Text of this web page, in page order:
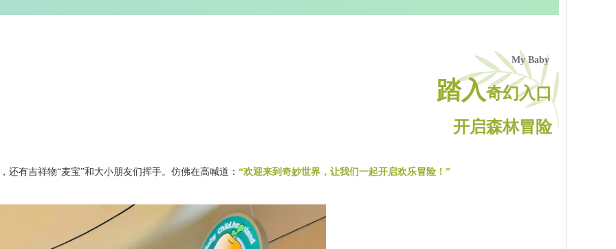
My Baby
踏入奇幻入口
开启森林冒险
有吉祥物“麦宝”和大小朋友们挥手。仿佛在高喊道： “欢迎来到奇妙世界，让我们一起开启欢乐冒险！”